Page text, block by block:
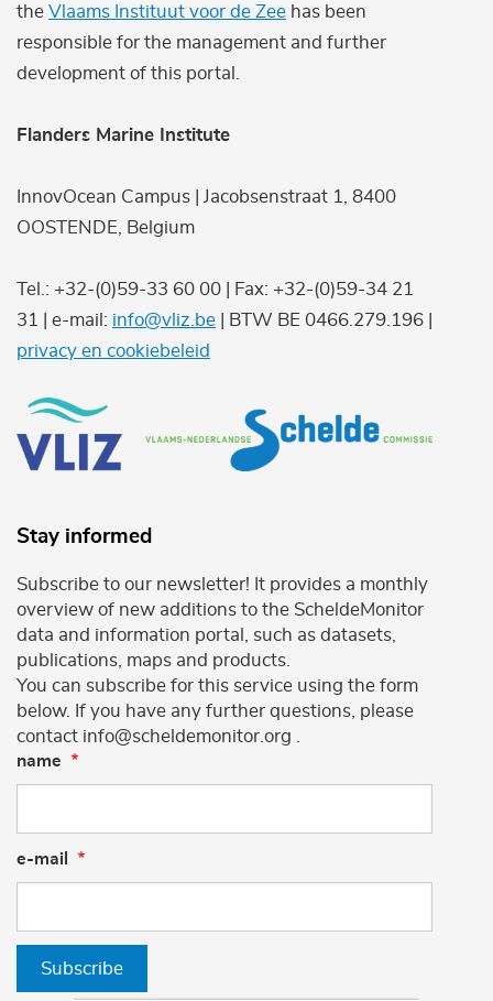
the Vlaams Instituut voor de Zee has been
responsible for the management and further
development of this portal.
Flanders Marine Institute
InnovOcean Campus | Jacobsenstraat 1, 8400
OOSTENDE, Belgium
Tel.: +32-(0)59-33 60 00 | Fax: +32-(0)59-34 21
31 | e-mail: info@vliz.be | BTW BE 0466.279.196 |
privacy en cookiebeleid
Stay informed
Subscribe to our newsletter! It provides a monthly
overview of new additions to the ScheldeMonitor
data and information portal, such as datasets,
publications, maps and products.
You can subscribe for this service using the form
below. If you have any further questions, please
contact info@scheldemonitor.org .
name
e-mail
Subscribe